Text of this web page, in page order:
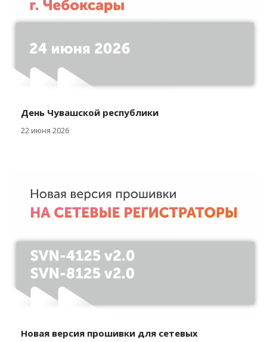
День Чувашской республики
22 июня 2026
Новая версия прошивки для сетевых